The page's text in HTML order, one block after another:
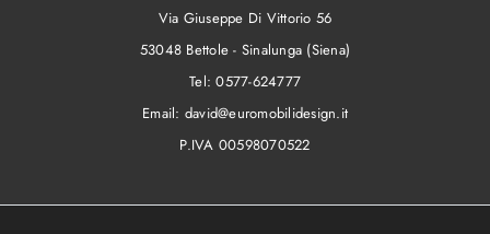
Via Giuseppe Di Vittorio 56
53048 Bettole - Sinalunga (Siena)
Tel:0577-624777
Email: david@euromobilidesign.it
P.IVA 00598070522